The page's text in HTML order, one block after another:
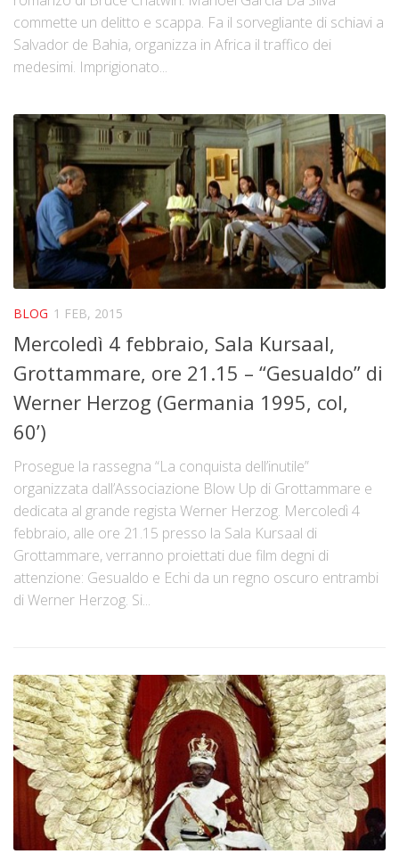
commette un delitto e scappa. Fa il sorvegliante di schiavi a
Salvador de Bahia, organizza in Africa il traffico dei
medesimi. Imprigionato...
BLOG 1 FEB, 2015
Mercoledì 4 febbraio, Sala Kursaal,
Grottammare, ore 21.15 – “Gesualdo” di
Werner Herzog (Germania 1995, col,
60’)
Prosegue la rassegna “La conquista dell’inutile”
organizzata dall’Associazione Blow Up di Grottammare e
dedicata al grande regista Werner Herzog. Mercoledì 4
febbraio, alle ore 21.15 presso la Sala Kursaal di
Grottammare, verranno proiettati due film degni di
attenzione: Gesualdo e Echi da un regno oscuro entrambi
di Werner Herzog. Si...